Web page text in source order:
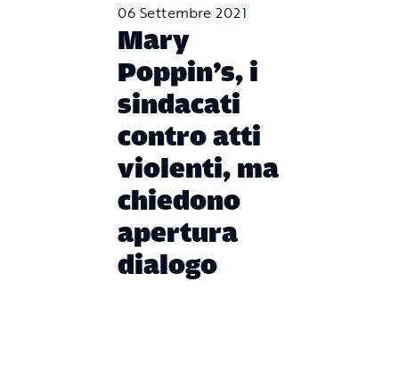
06 Settembre 2021
Mary
Poppin’s, i
sindacati
contro atti
violenti, ma
chiedono
apertura
dialogo